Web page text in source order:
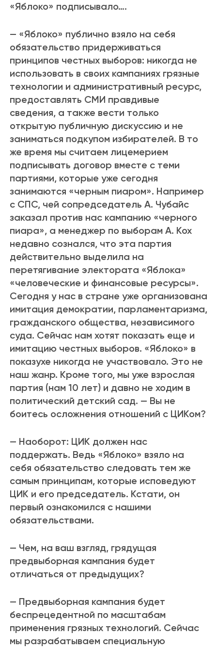
«Яблоко» подписывало….
— «Яблоко» публично взяло на себя
обязательство придерживаться
принципов честных выборов: никогда не
использовать в своих кампаниях грязные
технологии и административный ресурс,
предоставлять СМИ правдивые
сведения, а также вести только
открытую публичную дискуссию и не
заниматься подкупом избирателей. В то
же время мы считаем лицемерием
подписывать договор вместе с теми
партиями, которые уже сегодня
занимаются «черным пиаром». Например
с СПС, чей сопредседатель А. Чубайс
заказал против нас кампанию «черного
пиара», а менеджер по выборам А. Кох
недавно сознался, что эта партия
действительно выделила на
перетягивание электората «Яблока»
«человеческие и финансовые ресурсы».
Сегодня у нас в стране уже организована
имитация демократии, парламентаризма,
гражданского общества, независимого
суда. Сейчас нам хотят показать еще и
имитацию честных выборов. «Яблоко» в
показухе никогда не участвовало. Это не
наш жанр. Кроме того, мы уже взрослая
партия (нам 10 лет) и давно не ходим в
политический детский сад. — Вы не
боитесь осложнения отношений с ЦИКом?
— Наоборот: ЦИК должен нас
поддержать. Ведь «Яблоко» взяло на
себя обязательство следовать тем же
самым принципам, которые исповедуют
ЦИК и его председатель. Кстати, он
первый ознакомился с нашими
обязательствами.
— Чем, на ваш взгляд, грядущая
предвыборная кампания будет
отличаться от предыдущих?
— Предвыборная кампания будет
беспрецедентной по масштабам
применения грязных технологий. Сейчас
мы разрабатываем специальную